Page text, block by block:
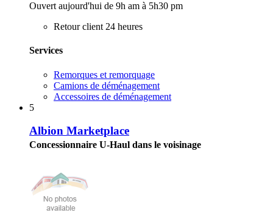
Ouvert aujourd'hui de 9h am à 5h30 pm
Retour client 24 heures
Services
Remorques et remorquage
Camions de déménagement
Accessoires de déménagement
5
Albion Marketplace
Concessionnaire U-Haul dans le voisinage